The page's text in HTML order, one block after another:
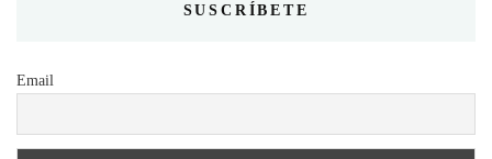
SUSCRÍBETE
Email